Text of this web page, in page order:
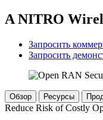
A NITRO
Запросить
Запросить
Обзор Ресурсы
Reduce Risk of Costly